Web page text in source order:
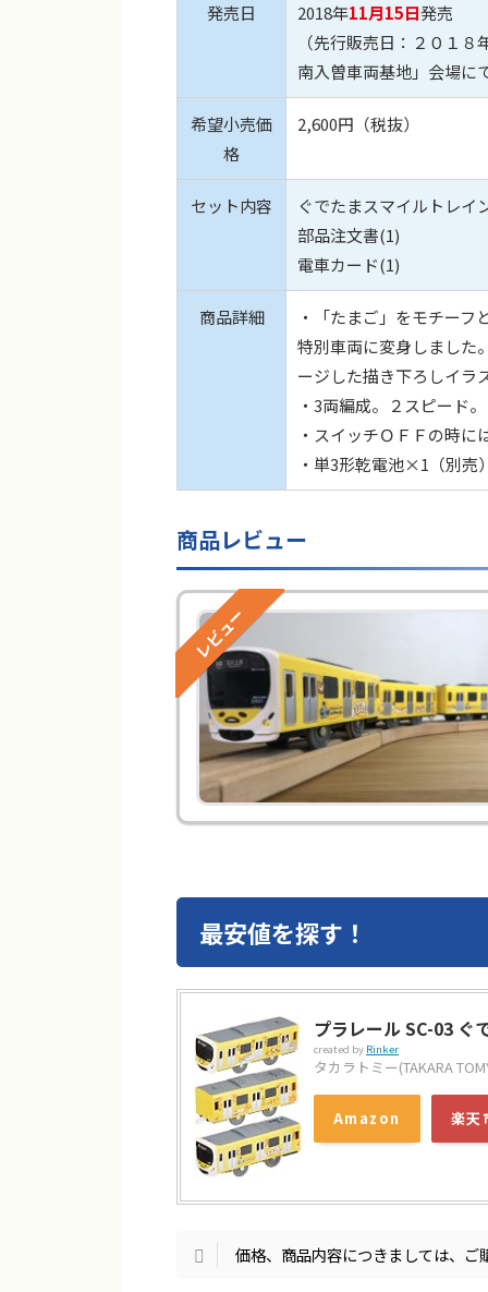
発売日 2018年11月15日発売
（先行販売日：２０１
南入曽車両基地」会場に
希望小売価
格
2,600円（税抜）
セット内容
ぐでたまスマイルトレイ
部品注文書(1)
電車カード(1)
商品詳細
・「たまご」をモチー
特別車両に変身しました
ージした描き下ろしイラ
・3両編成。２スピード。
・スイッチＯＦＦの時
・単3形乾電池×1（別売
商品レビュー
レビュー
最安値を探す！
プラレール SC-03 ぐ
created by Rinker
タカラトミー(TAKARA
Amazon 楽天
価格、商品内容につきましては、